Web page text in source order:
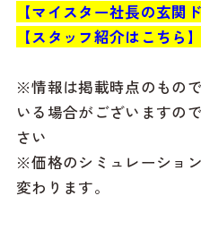
【マイスター社長の玄関
【スタッフ紹介はこちら】
※情報は掲載時点のもの
いる場合がございますの
さい
※価格のシミュレーショ
変わります。